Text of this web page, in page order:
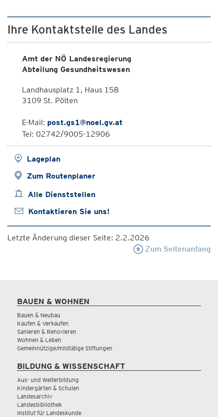
Ihre Kontaktstelle des Landes
Amt der NÖ Landesregierung
Abteilung Gesundheitswesen
Landhausplatz 1, Haus 15B
3109 St. Pölten
E-Mail: post.gs1@noel.gv.at
Tel: 02742/9005-12906
Lageplan
Zum Routenplaner
Alle Dienststellen
Kontaktieren Sie uns!
Letzte Änderung dieser Seite: 2.2.2026
Zum Seitenanfang
BAUEN & WOHNEN
Bauen & Neubau
Kaufen & Verkaufen
Sanieren & Renovieren
Wohnen & Leben
Gemeinnützige/mildtätige Stiftungen
BILDUNG & WISSENSCHAFT
Aus- und Weiterbildung
Kindergärten & Schulen
Landesarchiv
Landesbibliothek
Institut für Landeskunde